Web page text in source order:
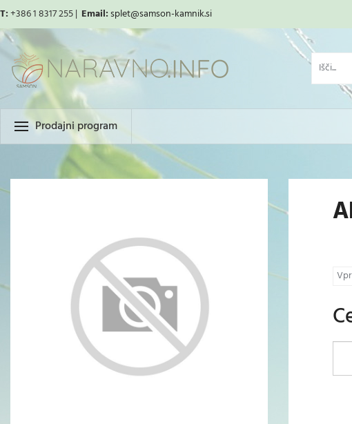
T:+386 1 8317 255 | Email:splet@samson-kamnik.si
Prodajni program